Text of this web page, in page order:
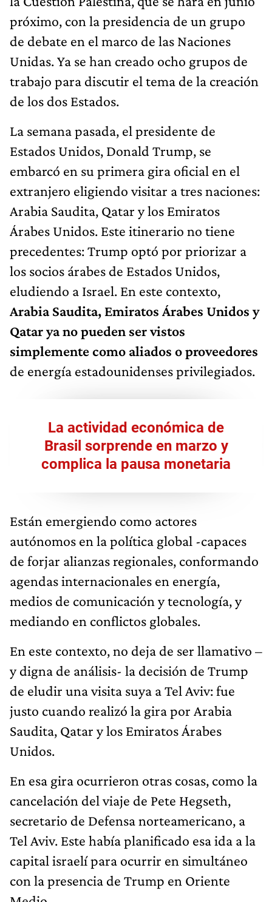
próximo, con la presidencia de un grupo
de debate en el marco de las Naciones
Unidas. Ya se han creado ocho grupos de
trabajo para discutir el tema de la creación
de los dos Estados.
La semana pasada, el presidente de
Estados Unidos, Donald Trump, se
embarcó en su primera gira oficial en el
extranjero eligiendo visitar a tres naciones:
Arabia Saudita, Qatar y los Emiratos
Árabes Unidos. Este itinerario no tiene
precedentes: Trump optó por priorizar a
los socios árabes de Estados Unidos,
eludiendo a Israel. En este contexto,
Arabia Saudita, Emiratos Árabes Unidos y
Qatar ya no pueden ser vistos
simplemente como aliados o proveedores
de energía estadounidenses privilegiados.
La actividad económica de
Brasil sorprende en marzo y
complica la pausa monetaria
Están emergiendo como actores
autónomos en la política global -capaces
de forjar alianzas regionales, conformando
agendas internacionales en energía,
medios de comunicación y tecnología, y
mediando en conflictos globales.
En este contexto, no deja de ser llamativo –
y digna de análisis- la decisión de Trump
de eludir una visita suya a Tel Aviv: fue
justo cuando realizó la gira por Arabia
Saudita, Qatar y los Emiratos Árabes
Unidos.
En esa gira ocurrieron otras cosas, como la
cancelación del viaje de Pete Hegseth,
secretario de Defensa norteamericano, a
Tel Aviv. Este había planificado esa ida a la
capital israelí para ocurrir en simultáneo
con la presencia de Trump en Oriente